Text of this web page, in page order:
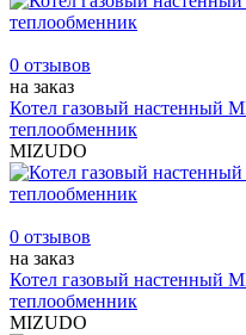
0 отзывов
на заказ
Котел газовый настенный
теплообменник
MIZUDO
0 отзывов
на заказ
Котел газовый настенный
теплообменник
MIZUDO